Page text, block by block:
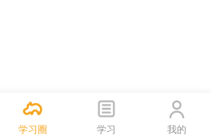
学习圈 学习 我的